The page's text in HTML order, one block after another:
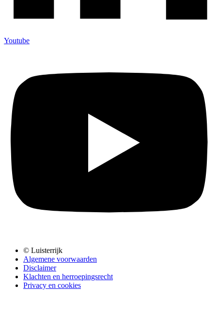
Youtube
© Luisterrijk
Algemene voorwaarden
Disclaimer
Klachten en herroepingsrecht
Privacy en cookies